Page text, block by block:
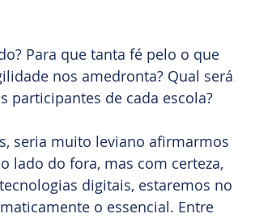
Para que tanta fé pelo o que
nos amedronta? Qual será
participantes de cada escola?
seria muito leviano afirmarmos
lado do fora, mas com certeza,
digitais, estaremos no
o essencial. Entre